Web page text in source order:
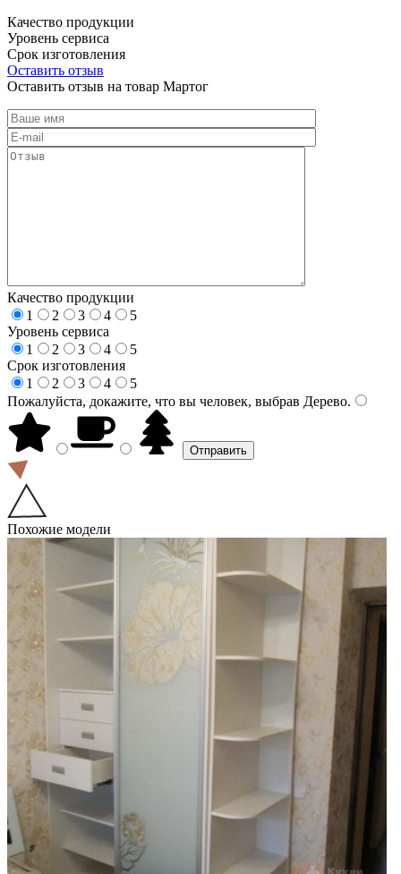
Качество продукции
Уровень сервиса
Срок изготовления
Оставить отзыв
Оставить отзыв на товар Мартог
Качество продукции
1
2 3 4
5
Уровень сервиса
1
2 3 4
5
Срок изготовления
1
2 3 4
5
Пожалуйста, докажите, что вы человек, выбрав Дерево.
Похожие модели